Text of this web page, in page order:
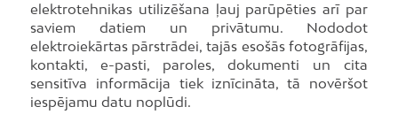
elektrotehnikas utilizēšana ļauj parūpēties arī par
saviem datiem un privātumu. Nododot
elektroiekārtas pārstrādei, tajās esošās fotogrāfijas,
kontakti, e-pasti, paroles, dokumenti un cita
sensitīva informācija tiek iznīcināta, tā novēršot
iespējamu datu noplūdi.